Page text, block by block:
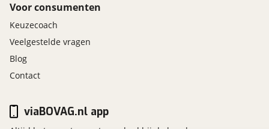
Voor consumenten
Keuzecoach
Veelgestelde vragen
Blog
Contact
viaBOVAG.nl app